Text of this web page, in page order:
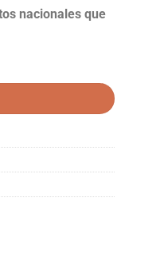
nacionales que